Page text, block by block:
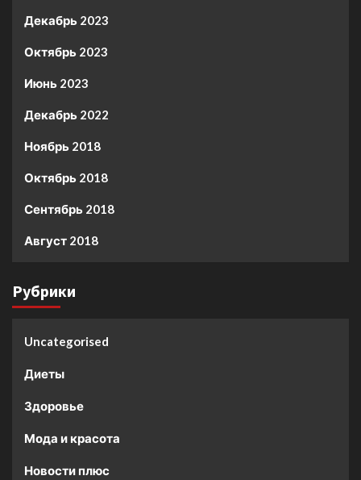
Декабрь 2023
Октябрь 2023
Июнь 2023
Декабрь 2022
Ноябрь 2018
Октябрь 2018
Сентябрь 2018
Август 2018
Рубрики
Uncategorised
Диеты
Здоровье
Мода и красота
Новости плюс